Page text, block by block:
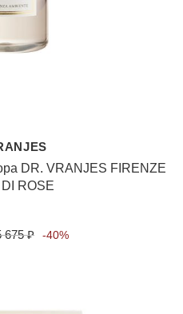
DR. VRANJES FIRENZE
ROSE
675₽ -40%